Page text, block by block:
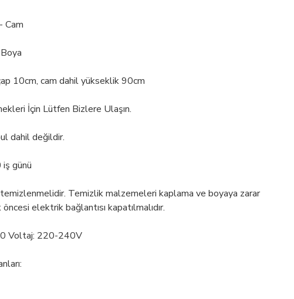
Cam
10cm, cam dahil yükseklik 90cm
İçin Lütfen Bizlere Ulaşın.
dahil değildir.
günü
Temizlik malzemeleri kaplama ve boyaya zarar
elektrik bağlantısı kapatılmalıdır.
Voltaj: 220-240V